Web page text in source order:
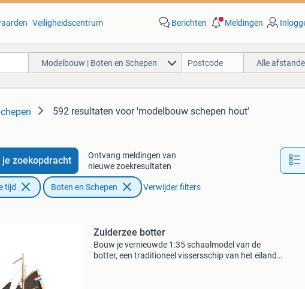
Veiligheidscentrum Berichten Meldingen
Modelbouw | Boten en Schepen Alle
592 resultaten voor 'modelbouw schepen hout'
je zoekopdracht
Ontvang meldingen van
nieuwe zoekresultaten
tijd Boten en Schepen Verwijder filters
Zuiderzee botter
Bouw je vernieuwde 1:35 schaalmodel van de
botter, een traditioneel vissersschip van het eiland